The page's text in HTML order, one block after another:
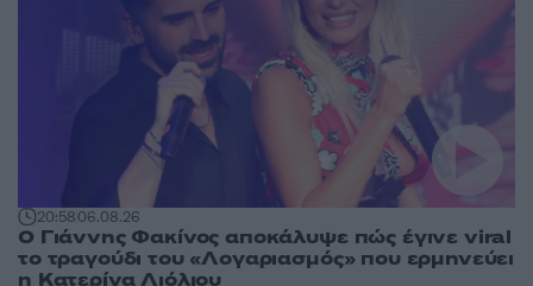
20:5806.08.26
Ο Γιάννης Φακίνος αποκάλυψε πώς έγινε viral
το τραγούδι του «Λογαριασμός» που ερμηνεύει
η Κατερίνα Λιόλιου